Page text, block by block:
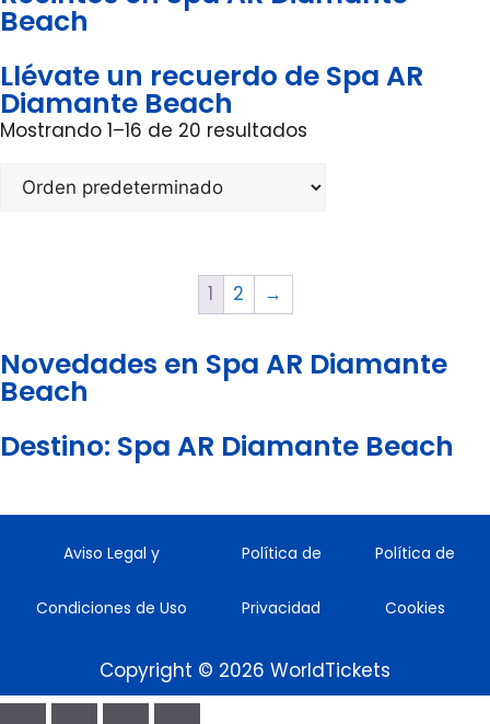
Beach
Llévate un recuerdo de Spa AR
Diamante Beach
Mostrando 1–16 de 20 resultados
1 2 →
Novedades en Spa AR Diamante
Beach
Destino: Spa AR Diamante Beach
Aviso Legal y
Condiciones de Uso
Política de
Privacidad
Política de
Cookies
Copyright © 2026 WorldTickets